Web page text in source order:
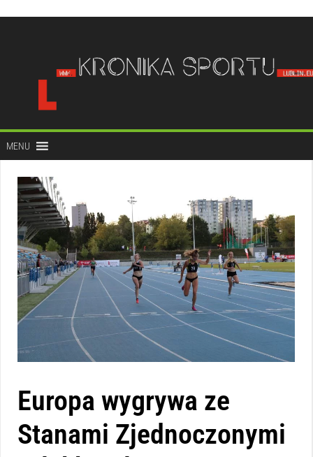
treści
MENU
Europa wygrywa ze
Stanami Zjednoczonymi